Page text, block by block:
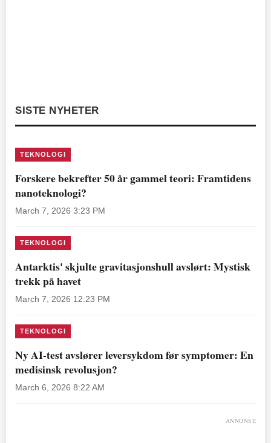
SISTE NYHETER
TEKNOLOGI
Forskere bekrefter 50 år gammel teori: Framtidens
nanoteknologi?
March 7, 2026 3:23 PM
TEKNOLOGI
Antarktis' skjulte gravitasjonshull avslørt: Mystisk
trekk på havet
March 7, 2026 12:23 PM
TEKNOLOGI
Ny AI-test avslører leversykdom før symptomer: En
medisinsk revolusjon?
March 6, 2026 8:22 AM
ANNONSE